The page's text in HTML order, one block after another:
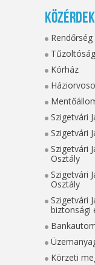
Rendőrség
Tűzoltóság
Kórház
Szigetvári
Szigetvári
Szigetvári
Osztály
Szigetvári
Osztály
Szigetvári
biztonsági
Körzeti